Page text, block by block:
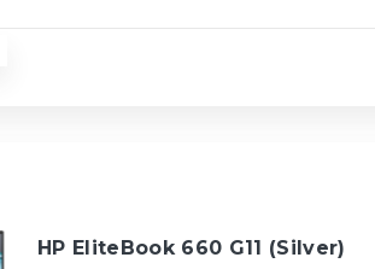
HP EliteBook 660 G11 (Silver)